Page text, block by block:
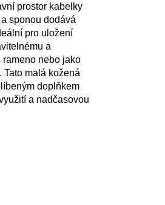
prostor kabelky
sponou dodává
pro uložení
a
nebo jako
malá kožená
doplňkem
a nadčasovou